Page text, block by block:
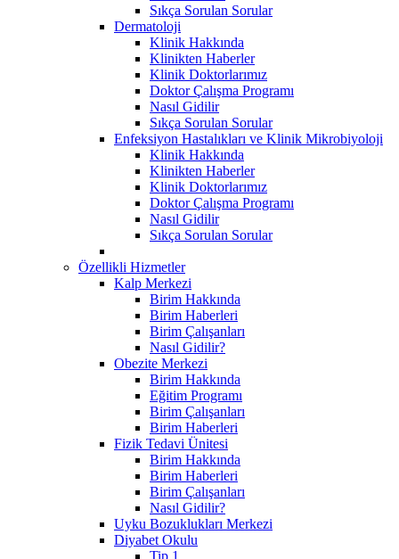
Sıkça Sorulan Sorular
Dermatoloji
Klinik Hakkında
Klinikten Haberler
Klinik Doktorlarımız
Doktor Çalışma Programı
Nasıl Gidilir
Sıkça Sorulan Sorular
Enfeksiyon Hastalıkları ve Klinik Mikrobiyoloji
Klinik Hakkında
Klinikten Haberler
Klinik Doktorlarımız
Doktor Çalışma Programı
Nasıl Gidilir
Sıkça Sorulan Sorular
Özellikli Hizmetler
Kalp Merkezi
Birim Hakkında
Birim Haberleri
Birim Çalışanları
Nasıl Gidilir?
Obezite Merkezi
Birim Hakkında
Eğitim Programı
Birim Çalışanları
Birim Haberleri
Fizik Tedavi Ünitesi
Birim Hakkında
Birim Haberleri
Birim Çalışanları
Nasıl Gidilir?
Uyku Bozuklukları Merkezi
Diyabet Okulu
Tip 1